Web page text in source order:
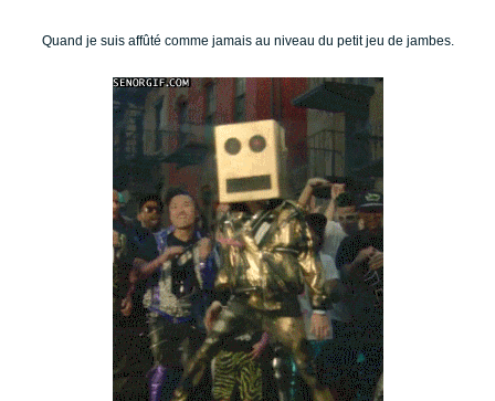
Quand je suis affûté comme jamais au niveau du petit jeu de jambes.